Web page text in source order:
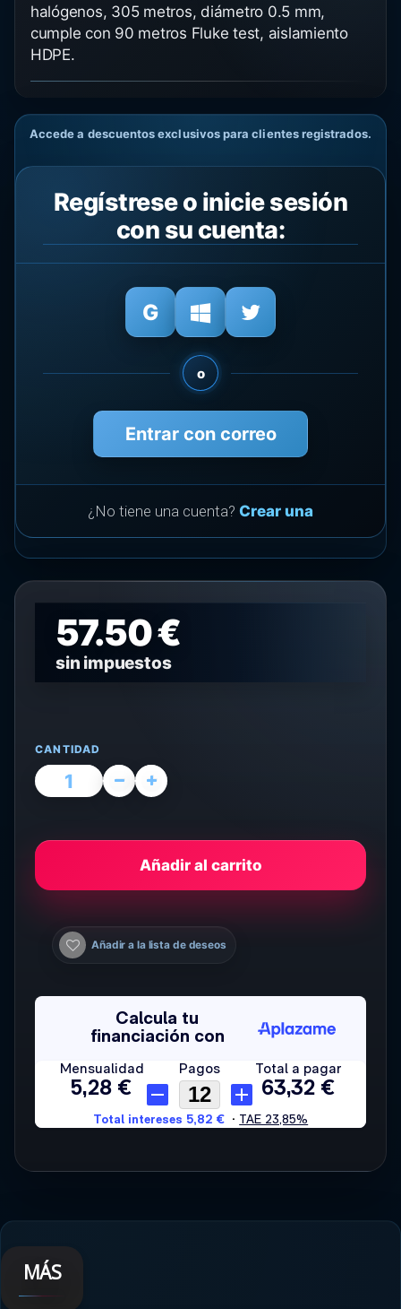
halógenos, 305 metros, diámetro 0.5 mm,
cumple con 90 metros Fluke test, aislamiento
HDPE.
Accede a descuentos exclusivos para clientes registrados.
Regístrese o inicie sesión
con su cuenta:
o
Entrar con correo
¿No tiene una cuenta? Crear una
57.50 €
sin impuestos
CANTIDAD
Añadir al carrito
Añadir a la lista de deseos
MÁS